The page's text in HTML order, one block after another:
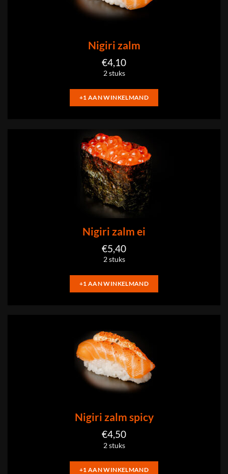
Nigiri zalm
€4,10
2 stuks
+1 AAN WINKELMAND
Nigiri zalm ei
€5,40
2 stuks
+1 AAN WINKELMAND
Nigiri zalm spicy
€4,50
2 stuks
+1 AAN WINKELMAND